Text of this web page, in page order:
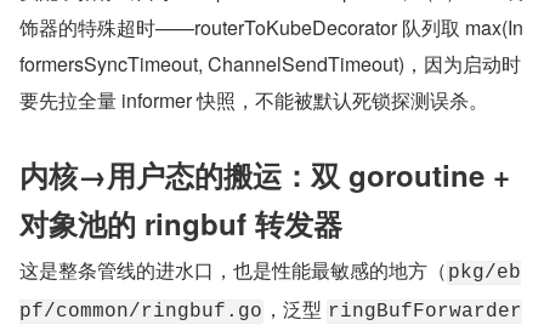
饰器的特殊超时——routerToKubeDecorator 队列取 max(In
formersSyncTimeout, ChannelSendTimeout)，因为启动时
要先拉全量 informer 快照，不能被默认死锁探测误杀。
内核→用户态的搬运：双 goroutine +
对象池的 ringbuf 转发器
这是整条管线的进水口，也是性能最敏感的地方（ pkg/eb
pf/common/ringbuf.go ，泛型 ringBufForwarder